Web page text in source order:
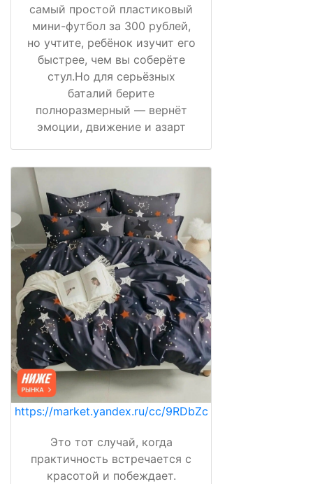
самый простой пластиковый
мини-футбол за 300 рублей,
но учтите, ребёнок изучит его
быстрее, чем вы соберёте
стул.Но для серьёзных
баталий берите
полноразмерный — вернёт
эмоции, движение и азарт
https://market.yandex.ru/cc/9RDbZc
Это тот случай, когда
практичность встречается с
красотой и побеждает.